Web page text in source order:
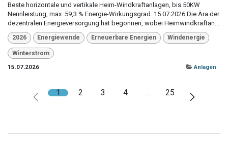
Beste horizontale und vertikale Heim-Windkraftanlagen, bis 50KW
Nennleistung, max. 59,3 % Energie-Wirkungsgrad. 15.07.2026 Die Ära der
dezentralen Energieversorgung hat begonnen, wobei Heimwindkraftan...
2026 Energiewende Erneuerbare Energien Windenergie
Winterstrom
15.07.2026
Anlagen
1 2 3 4 … 25